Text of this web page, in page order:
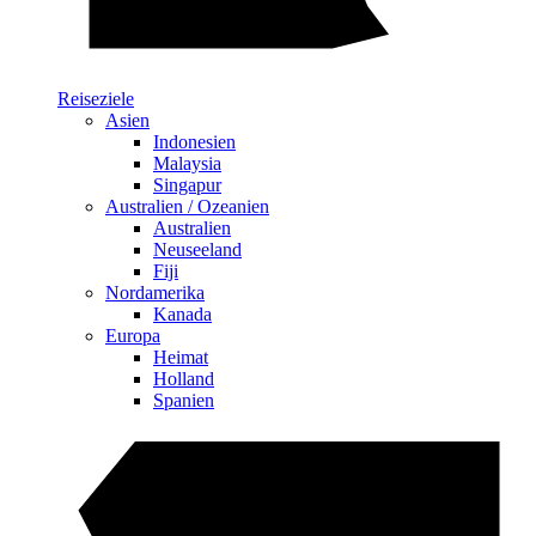
Reiseziele
Asien
Indonesien
Malaysia
Singapur
Australien / Ozeanien
Australien
Neuseeland
Fiji
Nordamerika
Kanada
Europa
Heimat
Holland
Spanien